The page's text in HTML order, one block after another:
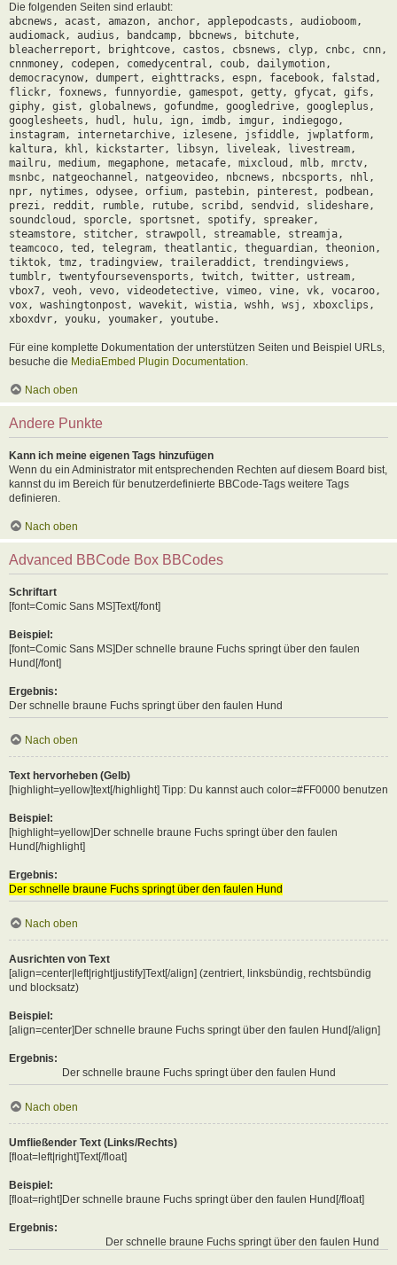
Die folgenden Seiten sind erlaubt:
abcnews, acast, amazon, anchor, applepodcasts, audioboom,
audiomack, audius, bandcamp, bbcnews, bitchute,
bleacherreport, brightcove, castos, cbsnews, clyp, cnbc, cnn,
cnnmoney, codepen, comedycentral, coub, dailymotion,
democracynow, dumpert, eighttracks, espn, facebook, falstad,
flickr, foxnews, funnyordie, gamespot, getty, gfycat, gifs,
giphy, gist, globalnews, gofundme, googledrive, googleplus,
googlesheets, hudl, hulu, ign, imdb, imgur, indiegogo,
instagram, internetarchive, izlesene, jsfiddle, jwplatform,
kaltura, khl, kickstarter, libsyn, liveleak, livestream,
mailru, medium, megaphone, metacafe, mixcloud, mlb, mrctv,
msnbc, natgeochannel, natgeovideo, nbcnews, nbcsports, nhl,
npr, nytimes, odysee, orfium, pastebin, pinterest, podbean,
prezi, reddit, rumble, rutube, scribd, sendvid, slideshare,
soundcloud, sporcle, sportsnet, spotify, spreaker,
steamstore, stitcher, strawpoll, streamable, streamja,
teamcoco, ted, telegram, theatlantic, theguardian, theonion,
tiktok, tmz, tradingview, traileraddict, trendingviews,
tumblr, twentyfoursevensports, twitch, twitter, ustream,
vbox7, veoh, vevo, videodetective, vimeo, vine, vk, vocaroo,
vox, washingtonpost, wavekit, wistia, wshh, wsj, xboxclips,
xboxdvr, youku, youmaker, youtube.
Für eine komplette Dokumentation der unterstützen Seiten und Beispiel URLs,
besuche die MediaEmbed Plugin Documentation.
Nach oben
Andere Punkte
Kann ich meine eigenen Tags hinzufügen
Wenn du ein Administrator mit entsprechenden Rechten auf diesem Board bist,
kannst du im Bereich für benutzerdefinierte BBCode-Tags weitere Tags
definieren.
Nach oben
Advanced BBCode Box BBCodes
Schriftart
[font=Comic Sans MS]Text[/font]
Beispiel:
[font=Comic Sans MS]Der schnelle braune Fuchs springt über den faulen
Hund[/font]
Ergebnis:
Der schnelle braune Fuchs springt über den faulen Hund
Nach oben
Text hervorheben (Gelb)
[highlight=yellow]text[/highlight] Tipp: Du kannst auch color=#FF0000 benutzen
Beispiel:
[highlight=yellow]Der schnelle braune Fuchs springt über den faulen
Hund[/highlight]
Ergebnis:
Der schnelle braune Fuchs springt über den faulen Hund
Nach oben
Ausrichten von Text
[align=center|left|right|justify]Text[/align] (zentriert, linksbündig, rechtsbündig
und blocksatz)
Beispiel:
[align=center]Der schnelle braune Fuchs springt über den faulen Hund[/align]
Ergebnis:
Der schnelle braune Fuchs springt über den faulen Hund
Nach oben
Umfließender Text (Links/Rechts)
[float=left|right]Text[/float]
Beispiel:
[float=right]Der schnelle braune Fuchs springt über den faulen Hund[/float]
Ergebnis:
Der schnelle braune Fuchs springt über den faulen Hund